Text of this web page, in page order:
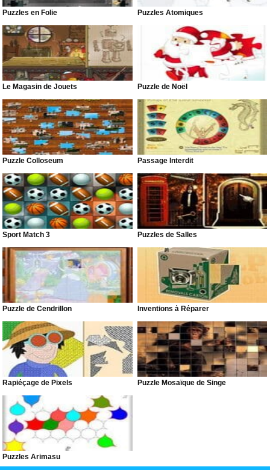
Puzzles en Folie Puzzles Atomiques
Le Magasin de Jouets Puzzle de Noël
Puzzle Colloseum Passage Interdit
Sport Match 3 Puzzles de Salles
Puzzle de Cendrillon Inventions à Réparer
Rapiéçage de Pixels Puzzle Mosaïque de Singe
Puzzles Arimasu